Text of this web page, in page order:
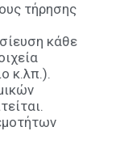
τήρησης
κάθε
κ.λπ.).